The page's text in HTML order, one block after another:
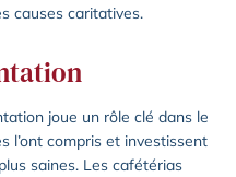
causes caritatives.
joue un rôle clé dans le
l’ont compris et investissent
saines. Les cafétérias